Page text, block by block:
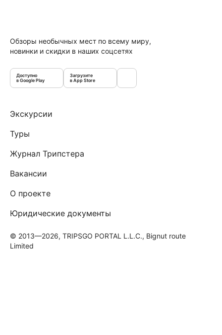
Обзоры необычных мест по всему миру,
новинки и скидки в наших соцсетях
Доступно
в Google Play
Загрузите
в App Store
Экскурсии
Туры
Журнал Трипстера
Вакансии
О проекте
Юридические документы
© 2013—2026, TRIPSGO PORTAL L.L.C., Bignut route
Limited